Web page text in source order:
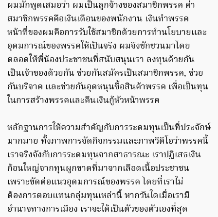
ผมมักพูดเสมอว่า ผมเป็นลูกจ้างของสมาชิกพรรค ค่า
สมาชิกพรรคคือเงินเดือนของพนักงาน เงินทำพรรค
หน้าที่ของผมคือการรับใช้สมาชิกด้วยการทำนโยบายและ
อุดมการณ์ของพรรคให้เป็นจริง ผมจึงชักชวนมาโดย
ตลอดให้พี่น้องประชาชนที่สนับสนุนเรา ลงทุนด้วยกัน
เป็นเจ้าของด้วยกัน ช่วยกันสมัครเป็นสมาชิกพรรค, ช่วย
กันบริจาค และช่วยกันอุดหนุนซื้อสินค้าพรรค เพื่อเป็นทุน
ในการสร้างพรรคและคืนเงินกู้หัวหน้าพรรค
หลักฐานการให้ความสำคัญกับการระดมทุนเป็นที่ประจักษ์
มากมาย ทั้งภาพการจัดกิจกรรมและภาพวิดีโอว่าพรรคนี้
เราจริงจังกับการระดมทุนจากสาธารณะ เราปฏิเสธเงิน
ก้อนใหญ่จากทุนผูกขาดที่มาจากเลือดเนื้อประชาชน
เพราะขัดต่อแนวอุดมการณ์ของพรรค โดยที่เราไม่
ต้องการตอบแทนกลุ่มทุนเหล่านี้ หากวันใดเมื่อเรามี
อำนาจทางการเมือง เราจะได้เป็นตัวของตัวเองที่สุด